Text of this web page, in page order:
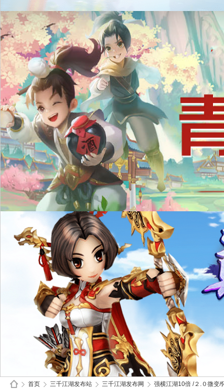
首页 三千江湖发布站 三千江湖发布网 强横江湖10倍 /２.０微变/